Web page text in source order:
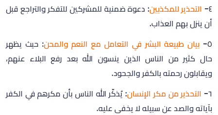
٤-
التحذير للمكذبين: دعوة ضمنية للمشركين للتفكر والتراجع قبل
أن ينزل بهم العذاب.
٥-
بيان طبيعة البشر في التعامل مع النعم والمحن: حيث يظهر
حال كثير من الناس الذين ينسون الله بعد رفع البلاء عنهم،
ويقابلون رحمته بالكفر والجحود.
٦-
التحذير من مكر الإنسان: يُذكّر الله الناس بأن مكرهم في الكفر
بآياته والصد عن سبيله لا يخفى عليه.